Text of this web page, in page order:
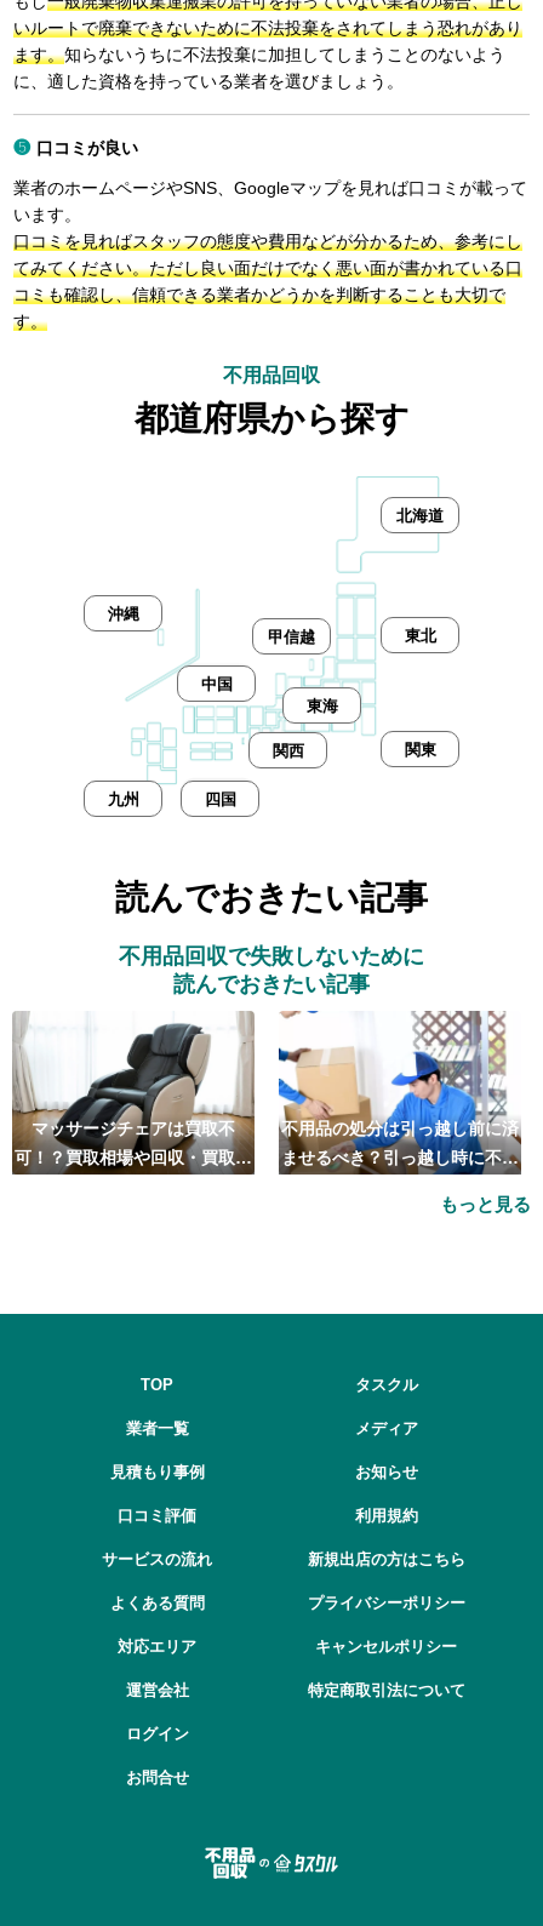
いルートで廃棄できないために不法投棄をされてしまう恐れがあり
ます。知らないうちに不法投棄に加担してしまうことのないよう
に、適した資格を持っている業者を選びましょう。
口コミが良い
業者のホームページやSNS、Googleマップを見れば口コミが載って
います。
口コミを見ればスタッフの態度や費用などが分かるため、参考にし
てみてください。ただし良い面だけでなく悪い面が書かれている口
コミも確認し、信頼できる業者かどうかを判断することも大切で
す。
不用品回収
都道府県から探す
北海道
東北
甲信越
東海
関東
関西
中国
四国
九州
沖縄
読んでおきたい記事
不用品回収で失敗しないために
読んでおきたい記事
マッサージチェアは買取不
可！？買取相場や回収・買取の
不用品の処分は引っ越し前に済
ませるべき？引っ越し時に不用
もっと見る
TOP
業者一覧
見積もり事例
口コミ評価
サービスの流れ
よくある質問
対応エリア
運営会社
ログイン
お問合せ
タスクル
メディア
お知らせ
利用規約
新規出店の方はこちら
プライバシーポリシー
キャンセルポリシー
特定商取引法について